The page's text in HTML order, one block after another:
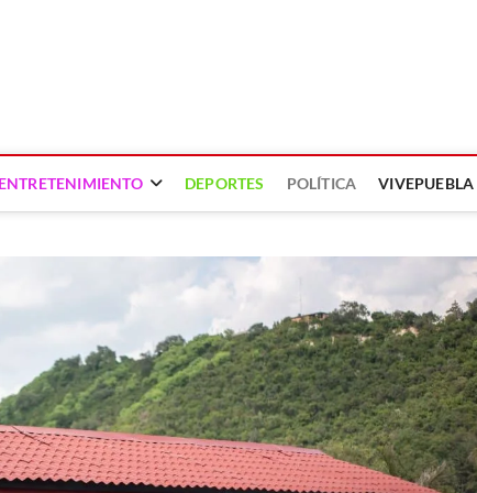
ENTRETENIMIENTO DEPORTES POLÍTICA VIVEPUEBLA